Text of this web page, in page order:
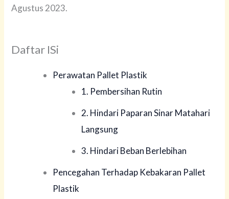
Agustus 2023.
Daftar ISi
Perawatan Pallet Plastik
1. Pembersihan Rutin
2. Hindari Paparan Sinar Matahari
Langsung
3. Hindari Beban Berlebihan
Pencegahan Terhadap Kebakaran Pallet
Plastik